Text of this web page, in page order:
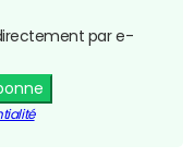
par e-